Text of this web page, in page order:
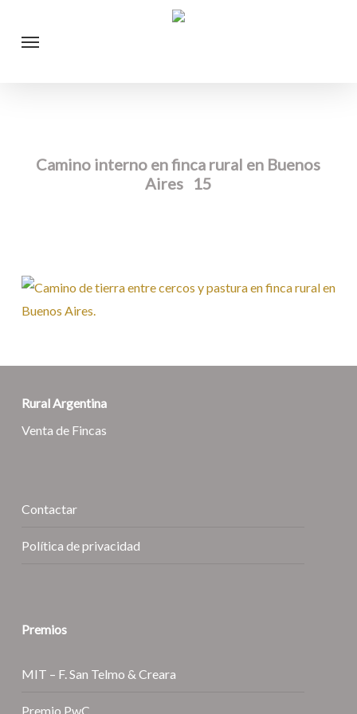
Menu
Camino interno en finca rural en Buenos
Aires 15
Rural Argentina
Venta de Fincas
Contactar
Política de privacidad
Premios
MIT – F. San Telmo & Creara
Premio PwC